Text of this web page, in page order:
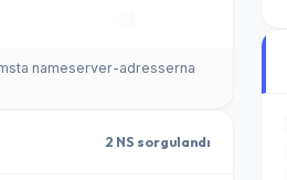
nameserver-adresserna
2 NS sorgulandı